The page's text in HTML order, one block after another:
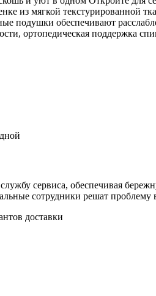
из мягкой текстурированной
подушки обеспечивают
ортопедическая поддержка
сервиса, обеспечивая
сотрудники решат проблему
доставки